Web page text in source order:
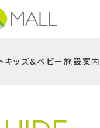
キッズ＆ベビー施設案内